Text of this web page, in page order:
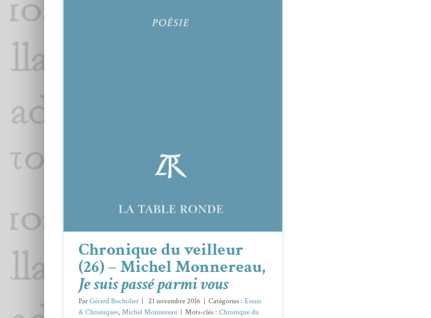
Chronique du veilleur
(26) – Michel Monnereau,
Je suis passé parmi vous
ParGérard Bocholier 21 novembre 2016 Catégories : Essais
& Chroniques, Michel Monnereau Mots-clés : Chronique du